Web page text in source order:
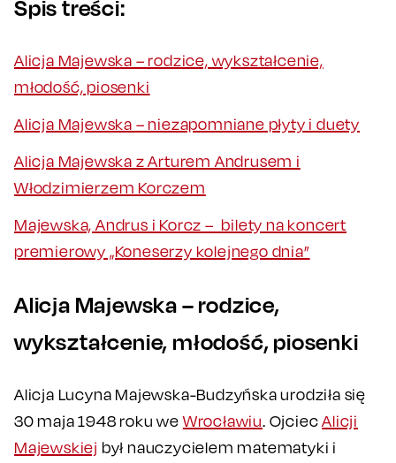
Spis treści:
Alicja Majewska – rodzice, wykształcenie,
młodość, piosenki
Alicja Majewska – niezapomniane płyty i duety
Alicja Majewska z Arturem Andrusem i
Włodzimierzem Korczem
Majewska, Andrus i Korcz – bilety na koncert
premierowy „Koneserzy kolejnego dnia”
Alicja Majewska – rodzice,
wykształcenie, młodość, piosenki
Alicja Lucyna Majewska-Budzyńska urodziła się
30 maja 1948 roku weWrocławiu. OjciecAlicji
Majewskiej był nauczycielem matematyki i